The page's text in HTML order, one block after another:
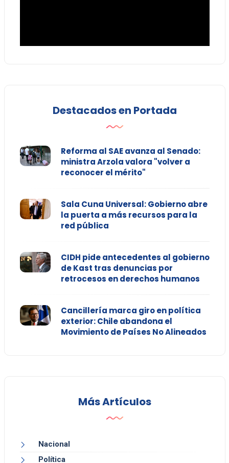
Destacados en Portada
Reforma al SAE avanza al Senado:
ministra Arzola valora "volver a
reconocer el mérito"
Sala Cuna Universal: Gobierno abre
la puerta a más recursos para la
red pública
CIDH pide antecedentes al gobierno
de Kast tras denuncias por
retrocesos en derechos humanos
Cancillería marca giro en política
exterior: Chile abandona el
Movimiento de Países No Alineados
Más Artículos
Nacional
Política